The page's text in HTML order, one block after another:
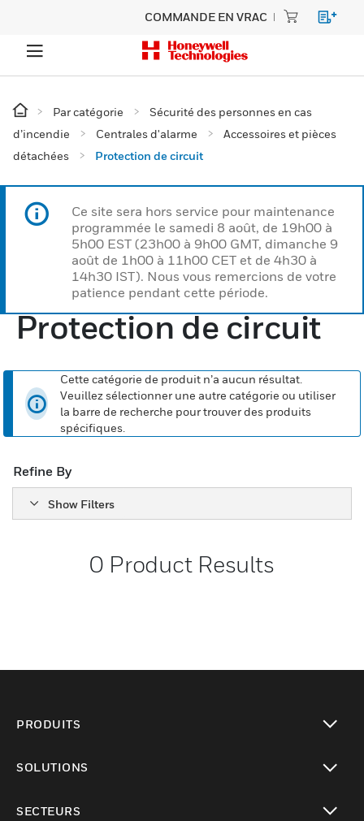
COMMANDE EN VRAC
Par catégorie
Sécurité des personnes en cas
d’incendie
Centrales d'alarme
Accessoires et pièces
détachées
Protection de circuit
Ce site sera hors service pour maintenance
programmée le samedi 8 août, de 19h00 à
5h00 EST (23h00 à 9h00 GMT, dimanche 9
août de 1h00 à 11h00 CET et de 4h30 à
14h30 IST). Nous vous remercions de votre
patience pendant cette période.
Protection de circuit
Cette catégorie de produit n’a aucun résultat.
Veuillez sélectionner une autre catégorie ou utiliser
la barre de recherche pour trouver des produits
spécifiques.
Refine By
Show Filters
0 Product Results
PRODUITS
SOLUTIONS
SECTEURS